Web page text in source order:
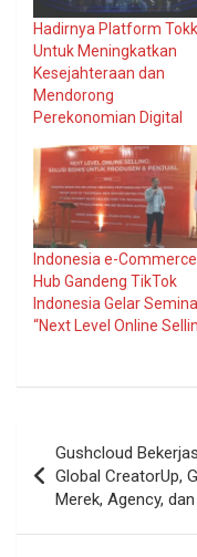
Hadirnya Platform
Untuk Meningkatkan
Kesejahteraan dan
Mendorong
Perekonomian Digital
Indonesia e-Commerce
Hub Gandeng TikTok
Indonesia Gelar
“Next Level Online
pos
Gushcloud
Global CreatorUp,
Merek, Agency,